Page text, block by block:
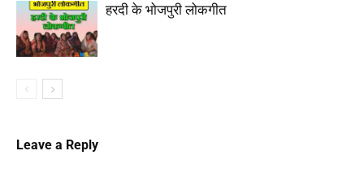
हरदी के भोजपुरी लोकगीत
Leave a Reply